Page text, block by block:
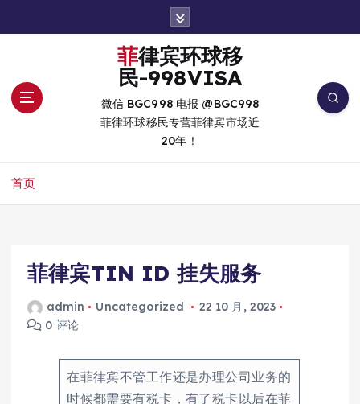
菲律宾环球移
民-998VISA
微信 BGC998 电报 @BGC998
菲律环球移民专营菲律宾市场近
20年！
首页
菲律宾TIN ID 挂失服务
admin Uncategorized
22 10 月, 2023
0 评论
在菲律宾不管工作还是办理公司业务的
时候都需要有税卡，有了税卡以后在菲